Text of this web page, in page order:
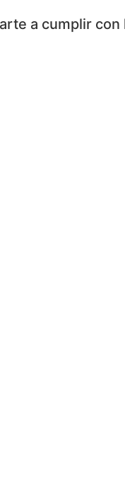
a cumplir